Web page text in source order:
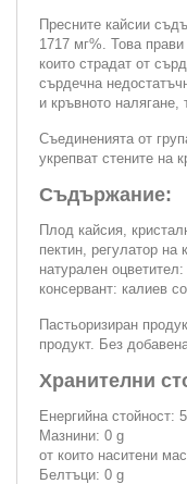
Пресните кайсии
1717 мг%. Това
които страдат от
сърдечна
и кръвното налягане,
Съединенията от
укрепват стените на
Съдържание:
Плод кайсия,
пектин, регулатор на
натурален
консервант: калиев
Пастьоризиран
продукт. Без
Хранителни
Енергийна стойност:
Мазнини: 0 g
от които наситени
Белтъци: 0 g